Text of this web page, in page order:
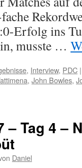
Erfolg ins
musste …
, Interview, PDC |
, John Bowles,
– Tag 4 –
Daniel